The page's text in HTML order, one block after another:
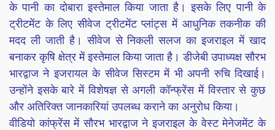
के पानी का दोबारा इस्तेमाल किया जाता है। इसके लिए पानी के
ट्रीटमेंट के लिए सीवेज ट्रीटमेंट प्लांट्स में आधुनिक तकनीक की
मदद ली जाती है। सीवेज से निकली सलज का इजराइल में खाद
बनाकर कृषि क्षेत्र में इस्तेमाल किया जाता है। डीजेबी उपाध्यक्ष सौरभ
भारद्वाज ने इजरायल के सीवेज सिस्टम में भी अपनी रुचि दिखाई।
उन्होंने इसके बारे में विशेषज्ञ से अगली कॉन्फ्रेंस में विस्तार से कुछ
और अतिरिक्त जानकारियां उपलब्ध कराने का अनुरोध किया।
वीडियो कांफ्रेंस में सौरभ भारद्वाज ने इजराइल के वेस्ट मेनेजमेंट के